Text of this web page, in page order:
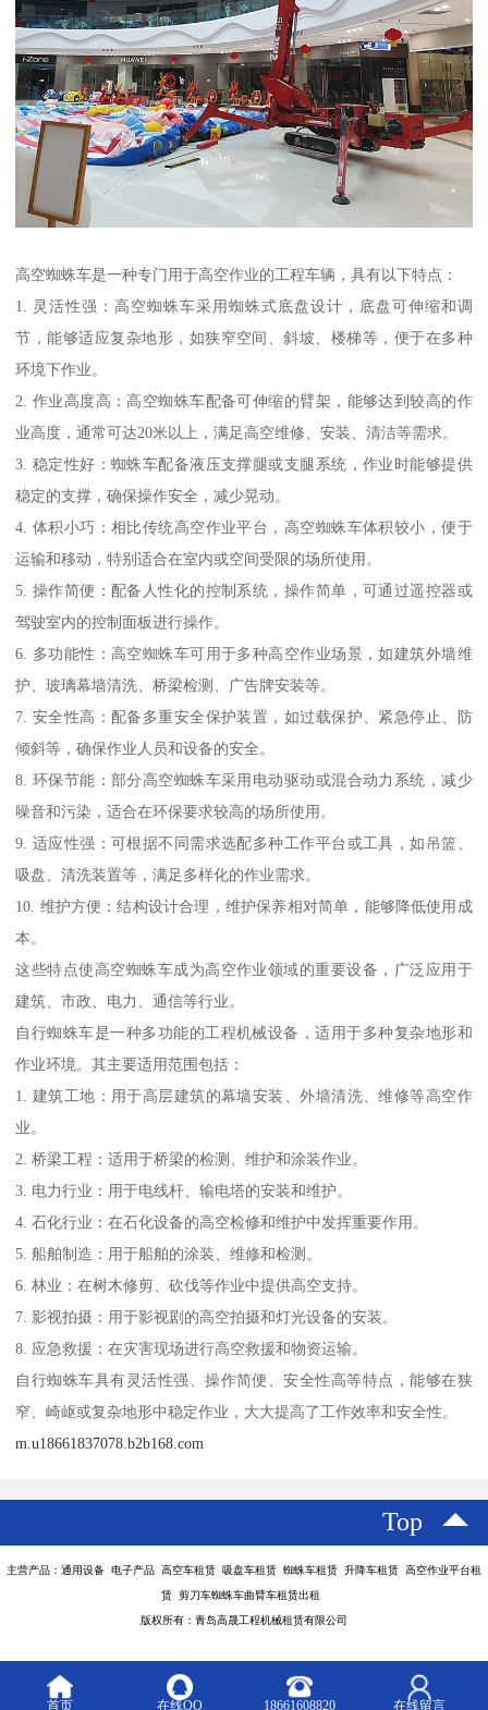
高空蜘蛛车是一种专门用于高空作业的工程车辆，具有以下特点：
1. 灵活性强：高空蜘蛛车采用蜘蛛式底盘设计，底盘可伸缩和调
节，能够适应复杂地形，如狭窄空间、斜坡、楼梯等，便于在多种
环境下作业。
2. 作业高度高：高空蜘蛛车配备可伸缩的臂架，能够达到较高的作
业高度，通常可达20米以上，满足高空维修、安装、清洁等需求。
3. 稳定性好：蜘蛛车配备液压支撑腿或支腿系统，作业时能够提供
稳定的支撑，确保操作安全，减少晃动。
4. 体积小巧：相比传统高空作业平台，高空蜘蛛车体积较小，便于
运输和移动，特别适合在室内或空间受限的场所使用。
5. 操作简便：配备人性化的控制系统，操作简单，可通过遥控器或
驾驶室内的控制面板进行操作。
6. 多功能性：高空蜘蛛车可用于多种高空作业场景，如建筑外墙维
护、玻璃幕墙清洗、桥梁检测、广告牌安装等。
7. 安全性高：配备多重安全保护装置，如过载保护、紧急停止、防
倾斜等，确保作业人员和设备的安全。
8. 环保节能：部分高空蜘蛛车采用电动驱动或混合动力系统，减少
噪音和污染，适合在环保要求较高的场所使用。
9. 适应性强：可根据不同需求选配多种工作平台或工具，如吊篮、
吸盘、清洗装置等，满足多样化的作业需求。
10. 维护方便：结构设计合理，维护保养相对简单，能够降低使用成
本。
这些特点使高空蜘蛛车成为高空作业领域的重要设备，广泛应用于
建筑、市政、电力、通信等行业。
自行蜘蛛车是一种多功能的工程机械设备，适用于多种复杂地形和
作业环境。其主要适用范围包括：
1. 建筑工地：用于高层建筑的幕墙安装、外墙清洗、维修等高空作
业。
2. 桥梁工程：适用于桥梁的检测、维护和涂装作业。
3. 电力行业：用于电线杆、输电塔的安装和维护。
4. 石化行业：在石化设备的高空检修和维护中发挥重要作用。
5. 船舶制造：用于船舶的涂装、维修和检测。
6. 林业：在树木修剪、砍伐等作业中提供高空支持。
7. 影视拍摄：用于影视剧的高空拍摄和灯光设备的安装。
8. 应急救援：在灾害现场进行高空救援和物资运输。
自行蜘蛛车具有灵活性强、操作简便、安全性高等特点，能够在狭
窄、崎岖或复杂地形中稳定作业，大大提高了工作效率和安全性。
m.u18661837078.b2b168.com
Top
主营产品：通用设备 电子产品 高空车租赁 吸盘车租赁 蜘蛛车租赁 升降车租赁 高空作业平台租
赁 剪刀车蜘蛛车曲臂车租赁出租
版权所有：青岛高晟工程机械租赁有限公司
首页 在线QQ 18661608820 在线留言